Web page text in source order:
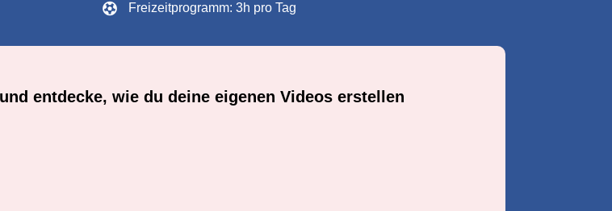
 Freizeitprogramm: 3h pro Tag
entdecke, wie du deine eigenen Videos erstellen